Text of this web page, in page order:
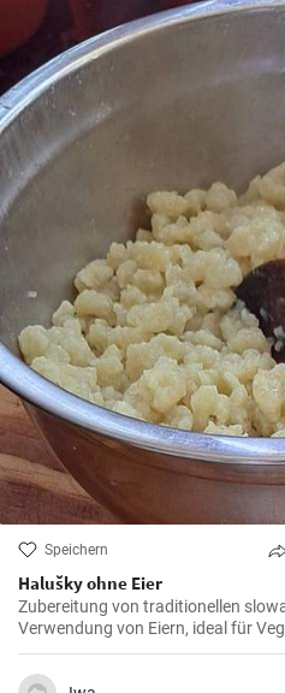
Speichern
Halušky ohne Eier
Zubereitung von traditionellen
Verwendung von Eiern, ideal für